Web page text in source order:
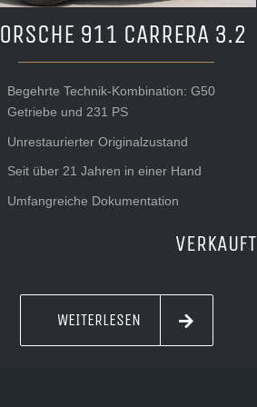
911 CARRERA 3.2
Begehrte Technik-Kombination: G50
Getriebe und 231 PS
Unrestaurierter Originalzustand
Seit über 21 Jahren in einer Hand
Umfangreiche Dokumentation
VERKAUFT
WEITERLESEN